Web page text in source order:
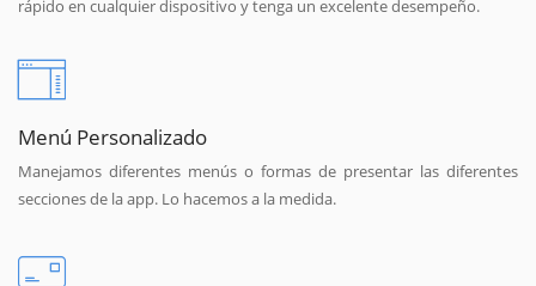
rápido en cualquier dispositivo y tenga un excelente desempeño.
Menú Personalizado
Manejamos diferentes menús o formas de presentar las diferentes
secciones de la app. Lo hacemos a la medida.